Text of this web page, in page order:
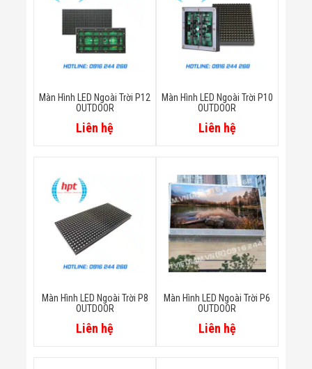
Giải Pháp
Chuyên Dụng
Ngành Công An
- Quân Đội
Giải Pháp Bãi
Minh
Sản Phẩm
Cổng Từ Siêu
Thị
Máy Đếm
Người
Máy Dò Tìm
Thuốc Nổ
Phòng Chống
Khủng Bố
Thân Nhiệt
THIẾT BỊ
Màn Hình LED Ngoài Trời P12
OUTDOOR
Liên hệ
Màn Hình LED Ngoài Trời P10
OUTDOOR
Liên hệ
Màn Hình LED Ngoài Trời P8
OUTDOOR
Liên hệ
Màn Hình LED Ngoài Trời P6
OUTDOOR
Liên hệ